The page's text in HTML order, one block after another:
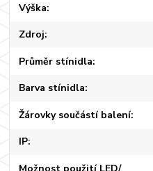
Výška
Zdroj
Průměr stínidla
Barva stínidla
Žárovky součástí balení
IP